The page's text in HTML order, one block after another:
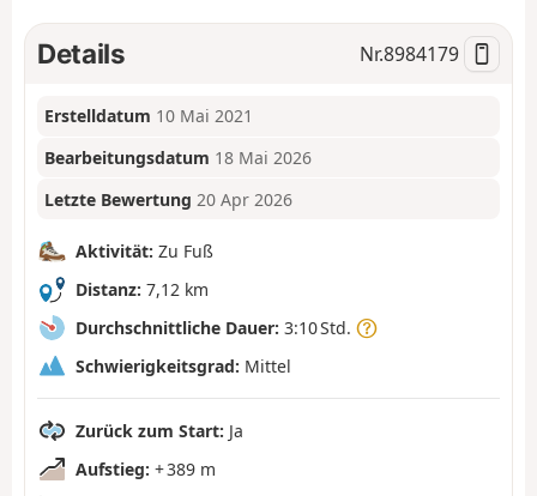
Details Nr.8984179
Erstelldatum 10 Mai 2021
Bearbeitungsdatum 18 Mai 2026
Letzte Bewertung 20 Apr 2026
Aktivität: Zu Fuß
Distanz: 7,12 km
Durchschnittliche Dauer: 3:10 Std.
Schwierigkeitsgrad: Mittel
Zurück zum Start: Ja
Aufstieg: + 389 m